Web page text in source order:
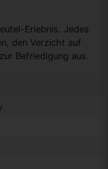
Erlebnis. Jedes
den Verzicht auf
Befriedigung aus.